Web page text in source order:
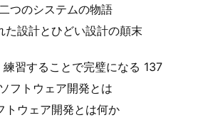
つのシステムの物語
設計とひどい設計の顛末
練習することで完璧になる 137
フトウェア開発とは
ウェア開発とは何か